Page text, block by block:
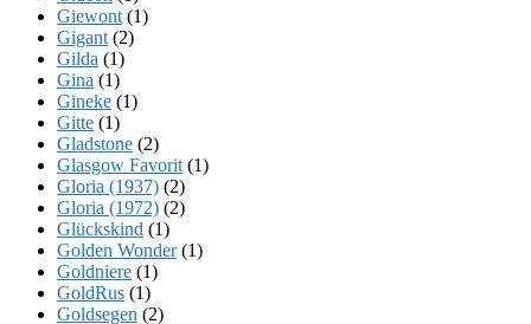
Giewont (1)
Gigant (2)
Gilda (1)
Gina (1)
Gineke (1)
Gitte (1)
Gladstone (2)
Glasgow Favorit (1)
Gloria (1937) (2)
Gloria (1972) (2)
Glückskind (1)
Golden Wonder(1)
Goldniere (1)
GoldRus (1)
Goldsegen (2)